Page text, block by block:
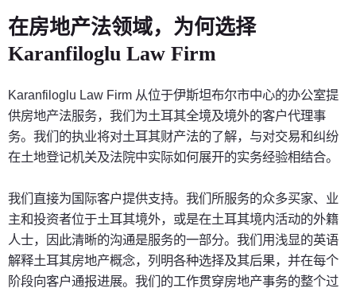
在房地产法领域，为何选择
Karanfiloglu Law Firm
Karanfiloglu Law Firm 从位于伊斯坦布尔市中心的办公室提
供房地产法服务，我们为土耳其全境及境外的客户代理事
务。我们的执业将对土耳其财产法的了解，与对交易和纠纷
在土地登记机关及法院中实际如何展开的实务经验相结合。
我们直接为国际客户提供支持。我们所服务的众多买家、业
主和投资者位于土耳其境外，或是在土耳其境内活动的外籍
人士，因此清晰的沟通是服务的一部分。我们用浅显的英语
解释土耳其房地产概念，列明各种选择及其后果，并在每个
阶段向客户通报进展。我们的工作贯穿房地产事务的整个过